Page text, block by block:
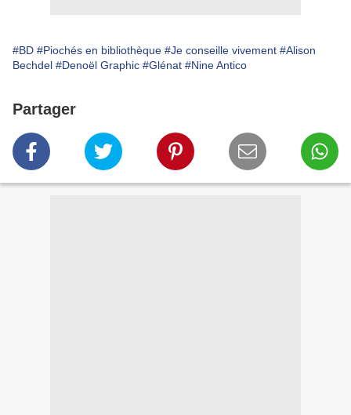
#BD #Piochés en bibliothèque #Je conseille vivement #Alison
Bechdel #Denoël Graphic #Glénat #Nine Antico
Partager